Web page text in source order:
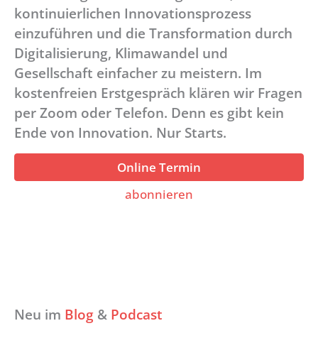
kontinuierlichen Innovationsprozess
einzuführen und die Transformation durch
Digitalisierung, Klimawandel und
Gesellschaft einfacher zu meistern. Im
kostenfreien Erstgespräch klären wir Fragen
per Zoom oder Telefon. Denn es gibt kein
Ende von Innovation. Nur Starts.
Online Termin
abonnieren
Neu im Blog & Podcast